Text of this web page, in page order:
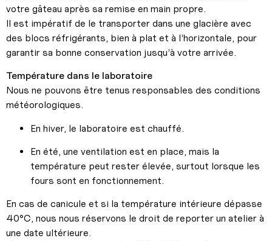
votre gâteau après sa remise en main propre.
Il est impératif de le transporter dans une glacière avec
des blocs réfrigérants, bien à plat et à l’horizontale, pour
garantir sa bonne conservation jusqu’à votre arrivée.
Température dans le laboratoire
Nous ne pouvons être tenus responsables des conditions
météorologiques.
En hiver, le laboratoire est chauffé.
En été, une ventilation est en place, mais la
température peut rester élevée, surtout lorsque les
fours sont en fonctionnement.
En cas de canicule et si la température intérieure dépasse
40°C, nous nous réservons le droit de reporter un atelier à
une date ultérieure.